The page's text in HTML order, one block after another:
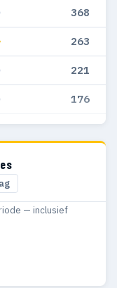
368
263
221
176
4
— inclusief